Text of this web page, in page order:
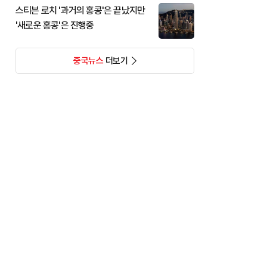
스티븐 로치 '과거의 홍콩'은 끝났지만
'새로운 홍콩'은 진행중
중국뉴스더보기